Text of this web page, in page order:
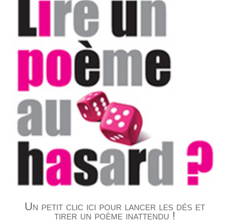
Un petit clic ici pour lancer les dés et
tirer un poème inattendu !